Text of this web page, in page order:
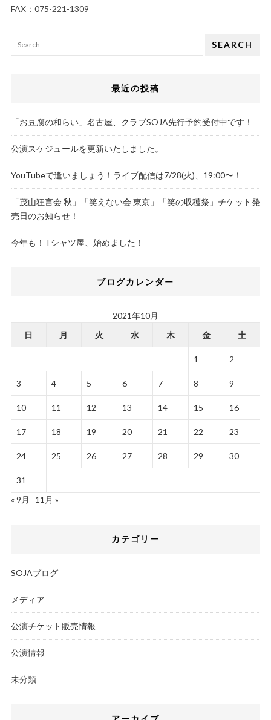
FAX：075-221-1309
SEARCH
最近の投稿
「お豆腐の和らい」名古屋、クラブSOJA先行予約受付中です！
公演スケジュールを更新いたしました。
YouTubeで逢いましょう！ライブ配信は7/28(火)、19:00〜！
「茂山狂言会 秋」「笑えない会 東京」「笑の収穫祭」チケット発
売日のお知らせ！
今年も！Tシャツ屋、始めました！
ブログカレンダー
2021年10月
日
月 火 水 木 金 土
1 2
3 4 5 6 7 8 9
10 11 12 13 14 15 16
17 18 19 20 21 22 23
24 25 26 27 28 29 30
31
« 9月
11月 »
カテゴリー
SOJAブログ
メディア
公演チケット販売情報
公演情報
未分類